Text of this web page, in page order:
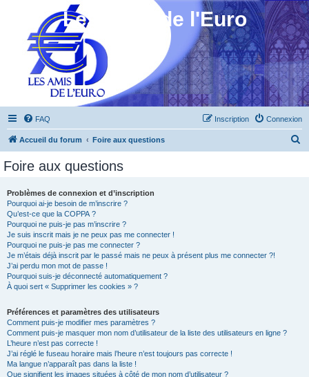
Les Amis de l'Euro
FAQ Connexion
Inscription
Accueil du forum Foire aux questions
Foire aux questions
Problèmes de connexion et d’inscription
Pourquoi ai-je besoin de m’inscrire ?
Qu’est-ce que la COPPA ?
Pourquoi ne puis-je pas m’inscrire ?
Je suis inscrit mais je ne peux pas me connecter !
Pourquoi ne puis-je pas me connecter ?
Je m’étais déjà inscrit par le passé mais ne peux à présent plus me connecter ?!
J’ai perdu mon mot de passe !
Pourquoi suis-je déconnecté automatiquement ?
À quoi sert « Supprimer les cookies » ?
Préférences et paramètres des utilisateurs
Comment puis-je modifier mes paramètres ?
Comment puis-je masquer mon nom d’utilisateur de la liste des utilisateurs en ligne ?
L’heure n’est pas correcte !
J’ai réglé le fuseau horaire mais l’heure n’est toujours pas correcte !
Ma langue n’apparaît pas dans la liste !
Que signifient les images situées à côté de mon nom d’utilisateur ?